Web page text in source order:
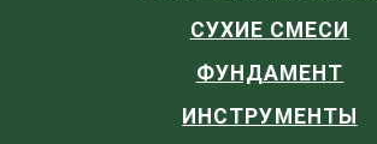
СУХИЕ СМЕСИ
ФУНДАМЕНТ
ИНСТРУМЕНТЫ